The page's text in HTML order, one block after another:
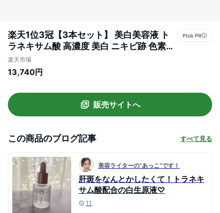
楽天1位3冠【3本セット】 美白美容液 ト
ラネキサム酸 高濃度 美白 ニキビ跡 色素沈
着 シミ シミ取り シミ消し しみ そばかす
肝斑 敏感肌 ランテルノ LANTELNO 白生原
楽天市場
13,740円
販売サイトへ
この商品のブログ記事 すべて見る
美容ライターの”あっこ”です！
肝斑をなんとかしたくて！トラネキ
サム酸配合の白生原液♡
11